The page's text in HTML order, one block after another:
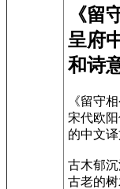
《留
呈府
和诗
《留守
宋代欧
的中文
古木郁沉
古老的树